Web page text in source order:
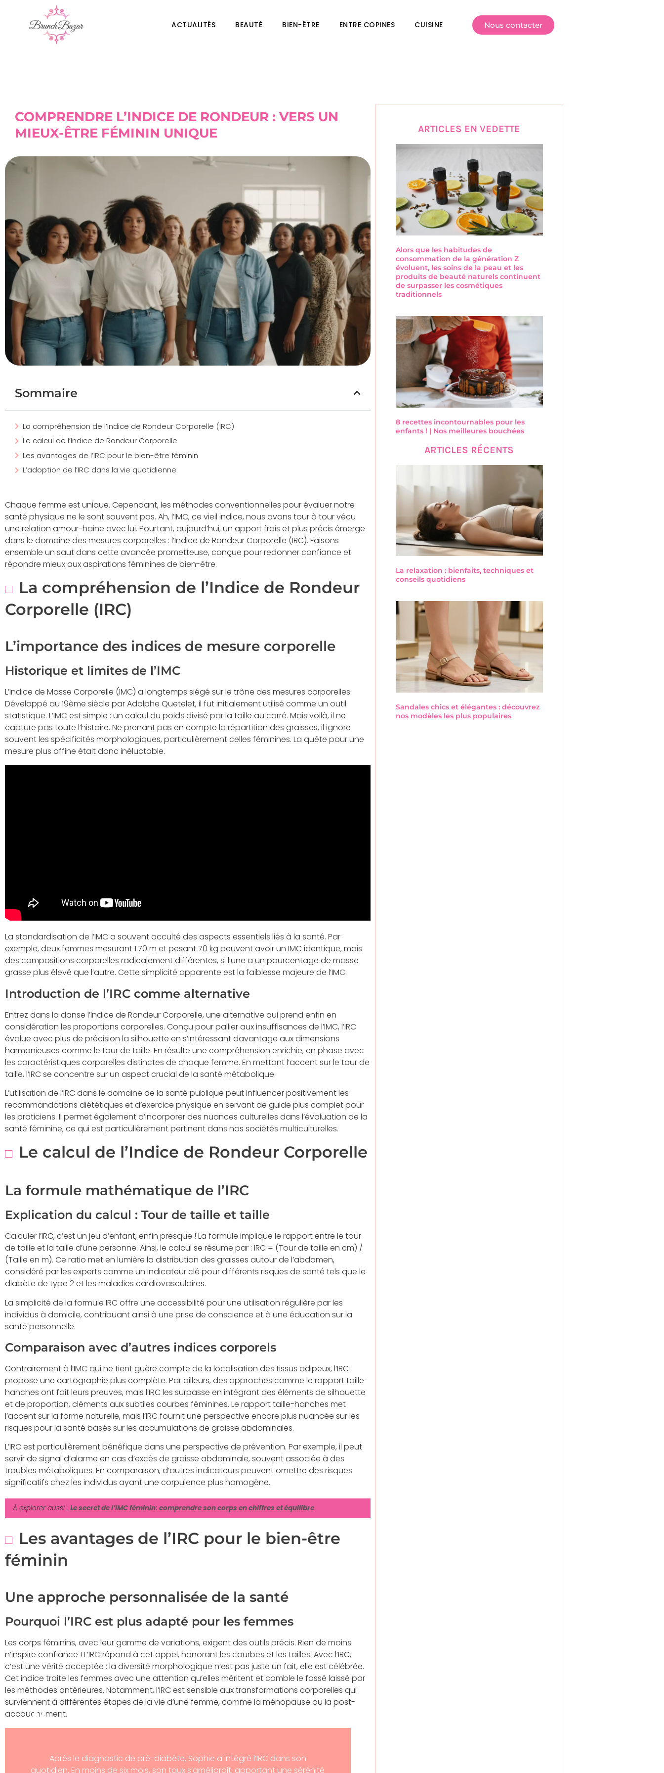
ACTUALITÉS BEAUTÉ BIEN-ÊTRE ENTRE COPINES CUISINE Nous contacter
COMPRENDRE L’INDICE DE RONDEUR : VERS UN
MIEUX-ÊTRE FÉMININ UNIQUE
Sommaire
La compréhension de l’Indice de Rondeur Corporelle (IRC)
Le calcul de l’Indice de Rondeur Corporelle
Les avantages de l’IRC pour le bien-être féminin
L’adoption de l’IRC dans la vie quotidienne
Chaque femme est unique. Cependant, les méthodes conventionnelles pour évaluer notre
santé physique ne le sont souvent pas. Ah, l’IMC, ce vieil indice, nous avons tour à tour vécu
une relation amour-haine avec lui. Pourtant, aujourd’hui, un apport frais et plus précis émerge
dans le domaine des mesures corporelles : l’Indice de Rondeur Corporelle (IRC). Faisons
ensemble un saut dans cette avancée prometteuse, conçue pour redonner confiance et
répondre mieux aux aspirations féminines de bien-être.
La compréhension de l’Indice de Rondeur
Corporelle (IRC)
L’importance des indices de mesure corporelle
Historique et limites de l’IMC
L’Indice de Masse Corporelle (IMC) a longtemps siégé sur le trône des mesures corporelles.
Développé au 19ème siècle par Adolphe Quetelet, il fut initialement utilisé comme un outil
statistique. L’IMC est simple : un calcul du poids divisé par la taille au carré. Mais voilà, il ne
capture pas toute l’histoire. Ne prenant pas en compte la répartition des graisses, il ignore
souvent les spécificités morphologiques, particulièrement celles féminines. La quête pour une
mesure plus affine était donc inéluctable.
La standardisation de l’IMC a souvent occulté des aspects essentiels liés à la santé. Par
exemple, deux femmes mesurant 1.70 m et pesant 70 kg peuvent avoir un IMC identique, mais
des compositions corporelles radicalement différentes, si l’une a un pourcentage de masse
grasse plus élevé que l’autre. Cette simplicité apparente est la faiblesse majeure de l’IMC.
Introduction de l’IRC comme alternative
Entrez dans la danse l’Indice de Rondeur Corporelle, une alternative qui prend enfin en
considération les proportions corporelles. Conçu pour pallier aux insuffisances de l’IMC, l’IRC
évalue avec plus de précision la silhouette en s’intéressant davantage aux dimensions
harmonieuses comme le tour de taille. En résulte une compréhension enrichie, en phase avec
les caractéristiques corporelles distinctes de chaque femme. En mettant l’accent sur le tour de
taille, l’IRC se concentre sur un aspect crucial de la santé métabolique.
L’utilisation de l’IRC dans le domaine de la santé publique peut influencer positivement les
recommandations diététiques et d’exercice physique en servant de guide plus complet pour
les praticiens. Il permet également d’incorporer des nuances culturelles dans l’évaluation de la
santé féminine, ce qui est particulièrement pertinent dans nos sociétés multiculturelles.
Le calcul de l’Indice de Rondeur Corporelle
La formule mathématique de l’IRC
Explication du calcul : Tour de taille et taille
Calculer l’IRC, c’est un jeu d’enfant, enfin presque ! La formule implique le rapport entre le tour
de taille et la taille d’une personne. Ainsi, le calcul se résume par : IRC = (Tour de taille en cm) /
(Taille en m). Ce ratio met en lumière la distribution des graisses autour de l’abdomen,
considéré par les experts comme un indicateur clé pour différents risques de santé tels que le
diabète de type 2 et les maladies cardiovasculaires.
La simplicité de la formule IRC offre une accessibilité pour une utilisation régulière par les
individus à domicile, contribuant ainsi à une prise de conscience et à une éducation sur la
santé personnelle.
Comparaison avec d’autres indices corporels
Contrairement à l’IMC qui ne tient guère compte de la localisation des tissus adipeux, l’IRC
propose une cartographie plus complète. Par ailleurs, des approches comme le rapport taille-
hanches ont fait leurs preuves, mais l’IRC les surpasse en intégrant des éléments de silhouette
et de proportion, cléments aux subtiles courbes féminines. Le rapport taille-hanches met
l’accent sur la forme naturelle, mais l’IRC fournit une perspective encore plus nuancée sur les
risques pour la santé basés sur les accumulations de graisse abdominales.
L’IRC est particulièrement bénéfique dans une perspective de prévention. Par exemple, il peut
servir de signal d’alarme en cas d’excès de graisse abdominale, souvent associée à des
troubles métaboliques. En comparaison, d’autres indicateurs peuvent omettre des risques
significatifs chez les individus ayant une corpulence plus homogène.
À explorer aussi : Le secret de l’IMC féminin: comprendre son corps en chiffres et équilibre
Les avantages de l’IRC pour le bien-être
féminin
Une approche personnalisée de la santé
Pourquoi l’IRC est plus adapté pour les femmes
Les corps féminins, avec leur gamme de variations, exigent des outils précis. Rien de moins
n’inspire confiance ! L’IRC répond à cet appel, honorant les courbes et les tailles. Avec l’IRC,
c’est une vérité acceptée : la diversité morphologique n’est pas juste un fait, elle est célébrée.
Cet indice traite les femmes avec une attention qu’elles méritent et comble le fossé laissé par
les méthodes antérieures. Notamment, l’IRC est sensible aux transformations corporelles qui
surviennent à différentes étapes de la vie d’une femme, comme la ménopause ou la post-
accouchement.
Après le diagnostic de pré-diabète, Sophie a intégré l’IRC dans son
quotidien. En moins de six mois, son taux s’améliorait, apportant une sérénité
ARTICLES EN VEDETTE
Alors que les habitudes de
consommation de la génération Z
évoluent, les soins de la peau et les
produits de beauté naturels continuent
de surpasser les cosmétiques
traditionnels
8 recettes incontournables pour les
enfants ! | Nos meilleures bouchées
ARTICLES RÉCENTS
La relaxation : bienfaits, techniques et
conseils quotidiens
Sandales chics et élégantes : découvrez
nos modèles les plus populaires